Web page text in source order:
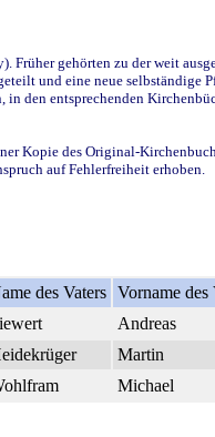
gehörten zu der weit
und eine neue selbständige
den entsprechenden
Kopie des Original-
auf Fehlerfreiheit erhoben.
des Vaters Vorname des
Andreas
Martin
Michael